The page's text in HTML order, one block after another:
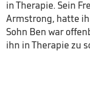
in Therapie. Sein
Armstrong, hatte
Sohn Ben war
ihn in Therapie zu